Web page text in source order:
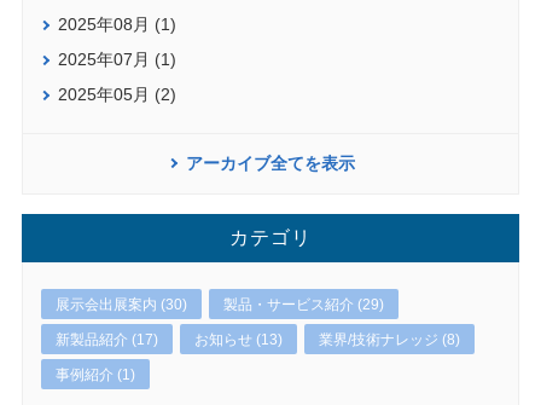
2025年08月 (1)
2025年07月 (1)
2025年05月 (2)
アーカイブ全てを表示
カテゴリ
展示会出展案内 (30) 製品・サービス紹介 (29)
新製品紹介 (17) お知らせ (13) 業界/技術ナレッジ (8)
事例紹介 (1)